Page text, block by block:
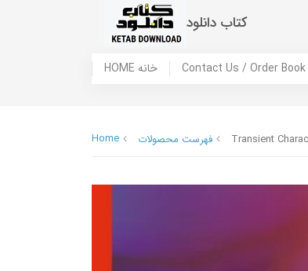
کتاب دانلود
HOME خانه
Home فهرست محصولات Transient